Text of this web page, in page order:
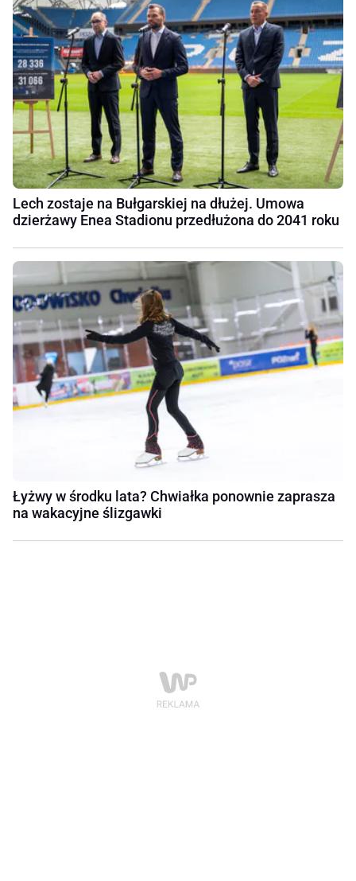
Lech zostaje na Bułgarskiej na dłużej. Umowa
dzierżawy Enea Stadionu przedłużona do 2041 roku
Łyżwy w środku lata? Chwiałka ponownie zaprasza
na wakacyjne ślizgawki